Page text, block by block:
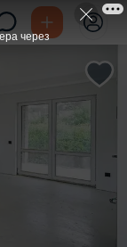
через